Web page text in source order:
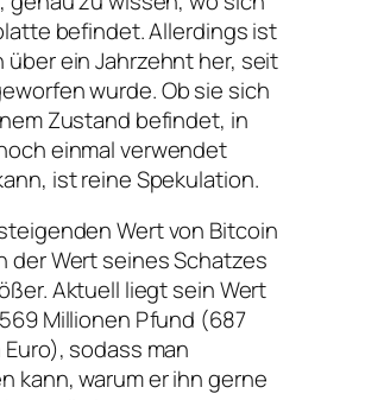
befindet. Allerdings ist
über ein Jahrzehnt her, seit
wurde. Ob sie sich
Zustand befindet, in
einmal verwendet
ist reine Spekulation.
Wert von Bitcoin
der Wert seines Schatzes
Aktuell liegt sein Wert
Millionen Pfund (687
sodass man
kann, warum er ihn gerne